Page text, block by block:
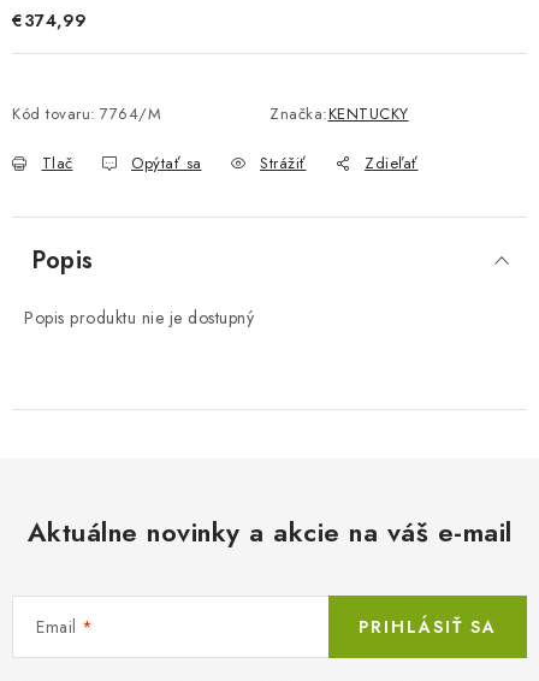
€374,99
Kód tovaru: 7764/M Značka:KENTUCKY
Tlač Opýtať sa Strážiť Zdieľať
Popis
Popis produktu nie je dostupný
Aktuálne novinky a akcie na váš e-mail
Email PRIHLÁSIŤ SA